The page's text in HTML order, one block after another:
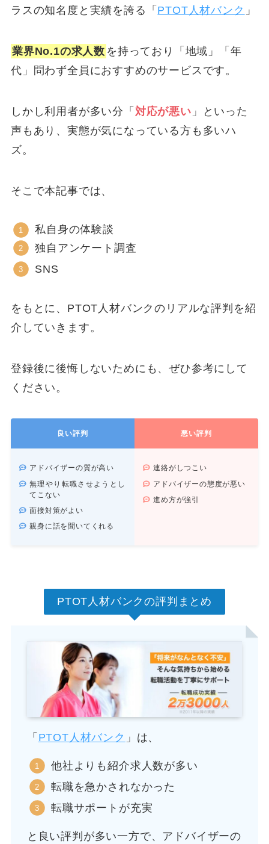
ラスの知名度と実績を誇る「 PTOT人材バンク 」
業界No.1の求人数 を持っており「地域」「年
代」問わず全員におすすめのサービスです。
しかし利用者が多い分「 対応が悪い 」といった
声もあり、実態が気になっている方も多いハ
ズ。
そこで本記事では、
私自身の体験談
独自アンケート調査
SNS
をもとに、PTOT人材バンクのリアルな評判を紹
介していきます。
登録後に後悔しないためにも、ぜひ参考にして
ください。
良い評判 悪い評判
アドバイザーの質が高い
無理やり転職させようとし
てこない
面接対策がよい
親身に話を聞いてくれる
連絡がしつこい
アドバイザーの態度が悪い
進め方が強引
PTOT人材バンクの評判まとめ
「 PTOT人材バンク 」は、
他社よりも紹介求人数が多い
転職を急かされなかった
転職サポートが充実
と良い評判が多い一方で、アドバイザーの